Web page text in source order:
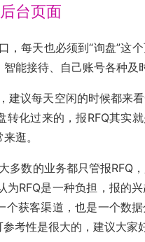
台页面
，每天也必须到“询盘”这
能接待、自己账号各种及
建议每天空闲的时候都来
化过来的，报RFQ其实
逛。
多数的业务都只管报RFQ
RFQ是一种负担，报的
获客渠道，也是一个数
考性是很大的，建议大家